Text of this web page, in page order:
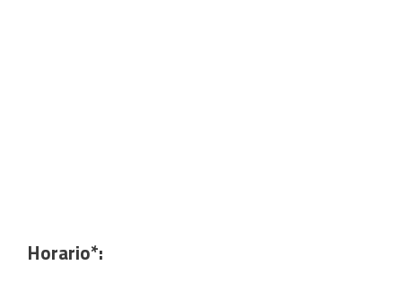
Horario*: